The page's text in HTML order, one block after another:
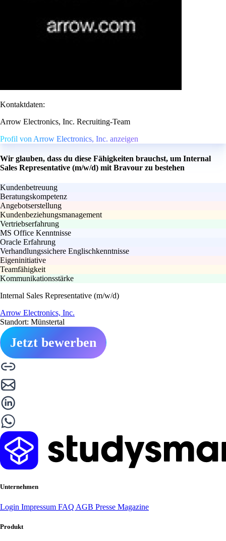
Kontaktdaten:
Arrow Electronics, Inc. Recruiting-Team
Profil von Arrow Electronics, Inc. anzeigen
Wir glauben, dass du diese Fähigkeiten brauchst, um Internal
Sales Representative (m/w/d) mit Bravour zu bestehen
Kundenbetreuung
Beratungskompetenz
Angebotserstellung
Kundenbeziehungsmanagement
Vertriebserfahrung
MS Office Kenntnisse
Oracle Erfahrung
Verhandlungssichere Englischkenntnisse
Eigeninitiative
Teamfähigkeit
Kommunikationsstärke
Internal Sales Representative (m/w/d)
Arrow Electronics, Inc.
Standort: Münstertal
Jetzt bewerben
Unternehmen
Login Impressum FAQ AGB Presse Magazine
Produkt